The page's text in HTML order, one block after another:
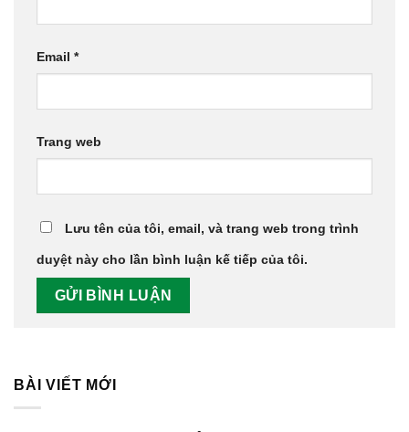
Email *
Trang web
Lưu tên của tôi, email, và trang web trong trình
duyệt này cho lần bình luận kế tiếp của tôi.
BÀI VIẾT MỚI